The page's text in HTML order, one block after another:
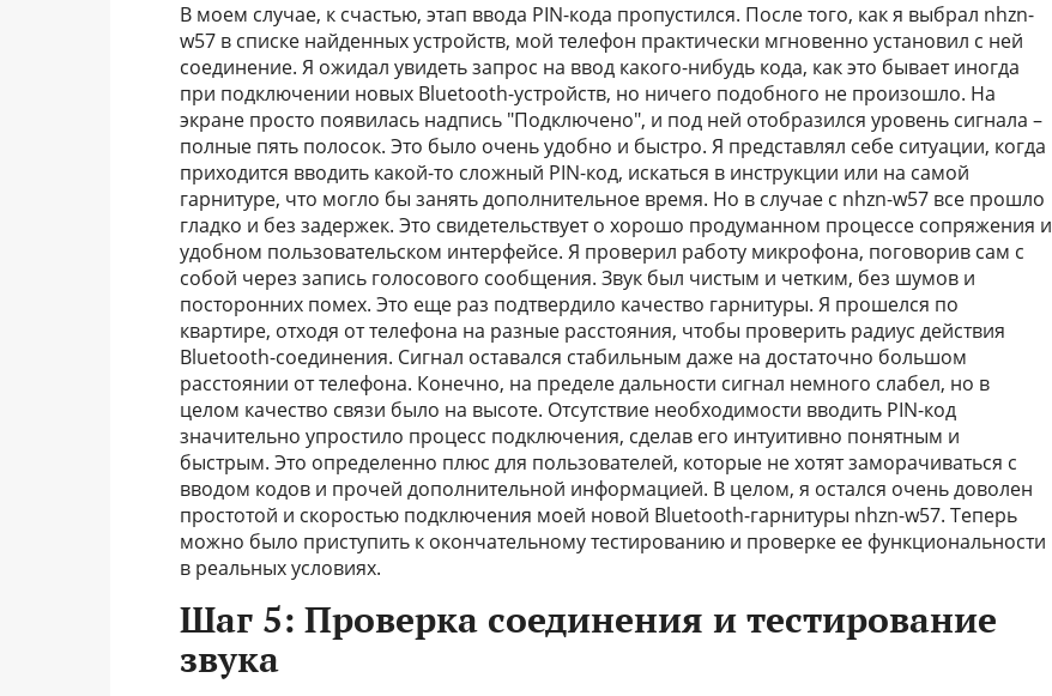
В моем случае, к счастью, этап ввода PIN-кода пропустился. После того, как я выбрал nhzn-
w57 в списке найденных устройств, мой телефон практически мгновенно установил с ней
соединение. Я ожидал увидеть запрос на ввод какого-нибудь кода, как это бывает иногда
при подключении новых Bluetooth-устройств, но ничего подобного не произошло. На
экране просто появилась надпись "Подключено", и под ней отобразился уровень сигнала –
полные пять полосок. Это было очень удобно и быстро. Я представлял себе ситуации, когда
приходится вводить какой-то сложный PIN-код, искаться в инструкции или на самой
гарнитуре, что могло бы занять дополнительное время. Но в случае с nhzn-w57 все прошло
гладко и без задержек. Это свидетельствует о хорошо продуманном процессе сопряжения и
удобном пользовательском интерфейсе. Я проверил работу микрофона, поговорив сам с
собой через запись голосового сообщения. Звук был чистым и четким, без шумов и
посторонних помех. Это еще раз подтвердило качество гарнитуры. Я прошелся по
квартире, отходя от телефона на разные расстояния, чтобы проверить радиус действия
Bluetooth-соединения. Сигнал оставался стабильным даже на достаточно большом
расстоянии от телефона. Конечно, на пределе дальности сигнал немного слабел, но в
целом качество связи было на высоте. Отсутствие необходимости вводить PIN-код
значительно упростило процесс подключения, сделав его интуитивно понятным и
быстрым. Это определенно плюс для пользователей, которые не хотят заморачиваться с
вводом кодов и прочей дополнительной информацией. В целом, я остался очень доволен
простотой и скоростью подключения моей новой Bluetooth-гарнитуры nhzn-w57. Теперь
можно было приступить к окончательному тестированию и проверке ее функциональности
в реальных условиях.
Шаг 5: Проверка соединения и тестирование
звука